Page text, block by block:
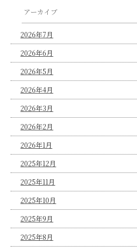
アーカイブ
2026年7月
2026年6月
2026年5月
2026年4月
2026年3月
2026年2月
2026年1月
2025年12月
2025年11月
2025年10月
2025年9月
2025年8月